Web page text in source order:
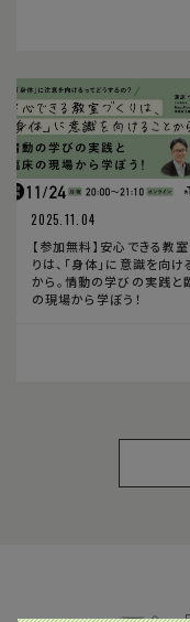
2025.11.04
【参加無料】安心できる教室
りは、「身体」に意識を向け
から。情動の学びの実践と
の現場から学ぼう！